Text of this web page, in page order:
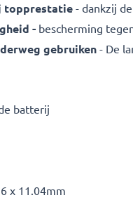
topprestatie - dankzij
- bescherming
gebruiken- De
batterij
x 11.04mm